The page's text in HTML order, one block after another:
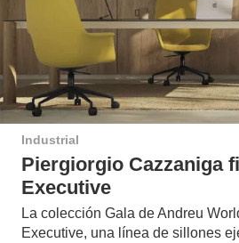
Industrial
Piergiorgio Cazzaniga
Executive
La colección Gala de Andreu
Executive, una línea de sillones